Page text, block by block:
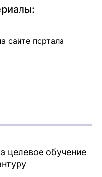
сайте портала
целевое обучение